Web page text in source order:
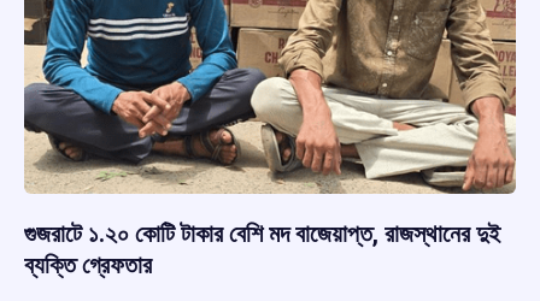
গুজরাটে ১.২০ কোটি টাকার বেশি মদ বাজেয়াপ্ত, রাজস্থানের দুই
ব্যক্তি গ্রেফতার